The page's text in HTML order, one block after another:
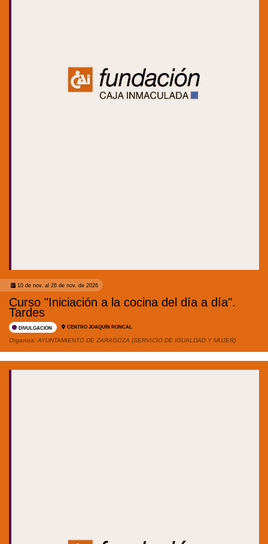
10 de nov. al 26 de nov. de 2026
Curso "Iniciación a la cocina del día a día".
Tardes
DIVULGACIÓN CENTRO JOAQUÍN RONCAL
Organiza: AYUNTAMIENTO DE ZARAGOZA (SERVICIO DE IGUALDAD Y MUJER)